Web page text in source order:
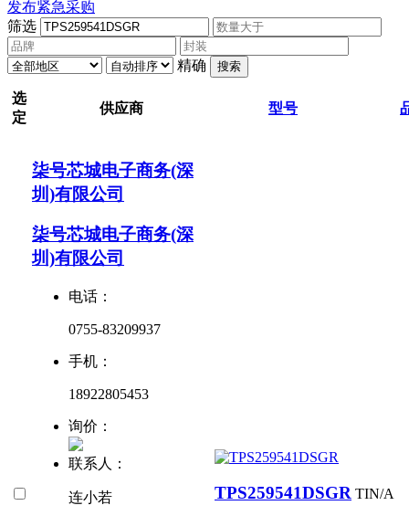
发布紧急采购
筛选
精确 搜索
选
定
供应商 型号
柒号芯城电子商务(深
圳)有限公司
柒号芯城电子商务(深
圳)有限公司
电话：
0755-83209937
手机：
18922805453
询价：
联系人：
连小若 TPS259541DSGR TIN/A